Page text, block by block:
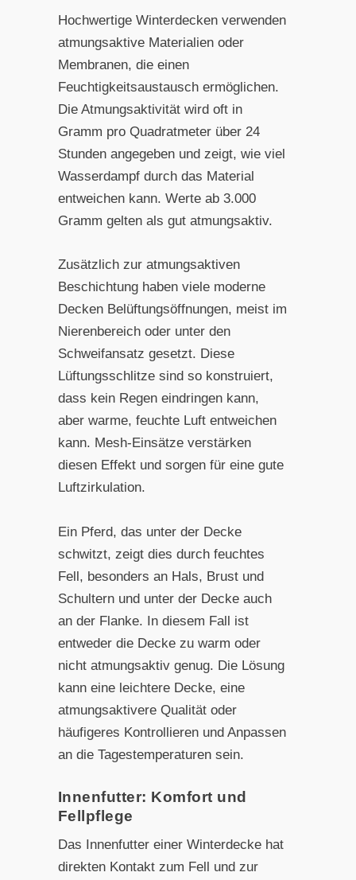
Hochwertige Winterdecken verwenden
atmungsaktive Materialien oder
Membranen, die einen
Feuchtigkeitsaustausch ermöglichen.
Die Atmungsaktivität wird oft in
Gramm pro Quadratmeter über 24
Stunden angegeben und zeigt, wie viel
Wasserdampf durch das Material
entweichen kann. Werte ab 3.000
Gramm gelten als gut atmungsaktiv.
Zusätzlich zur atmungsaktiven
Beschichtung haben viele moderne
Decken Belüftungsöffnungen, meist im
Nierenbereich oder unter den
Schweifansatz gesetzt. Diese
Lüftungsschlitze sind so konstruiert,
dass kein Regen eindringen kann,
aber warme, feuchte Luft entweichen
kann. Mesh-Einsätze verstärken
diesen Effekt und sorgen für eine gute
Luftzirkulation.
Ein Pferd, das unter der Decke
schwitzt, zeigt dies durch feuchtes
Fell, besonders an Hals, Brust und
Schultern und unter der Decke auch
an der Flanke. In diesem Fall ist
entweder die Decke zu warm oder
nicht atmungsaktiv genug. Die Lösung
kann eine leichtere Decke, eine
atmungsaktivere Qualität oder
häufigeres Kontrollieren und Anpassen
an die Tagestemperaturen sein.
Innenfutter: Komfort und
Fellpflege
Das Innenfutter einer Winterdecke hat
direkten Kontakt zum Fell und zur